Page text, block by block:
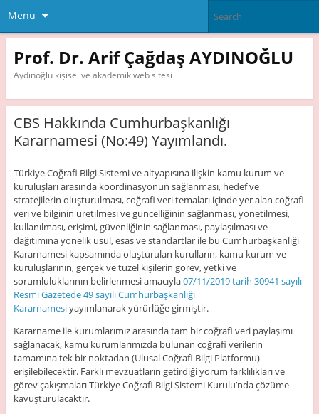
Menu
Prof. Dr. Arif Çağdaş AYDINOĞLU
Aydınoğlu kişisel ve akademik web sitesi
CBS Hakkında Cumhurbaşkanlığı
Kararnamesi (No:49) Yayımlandı.
Türkiye Coğrafi Bilgi Sistemi ve altyapısına ilişkin kamu kurum ve
kuruluşları arasında koordinasyonun sağlanması, hedef ve
stratejilerin oluşturulması, coğrafi veri temaları içinde yer alan coğrafi
veri ve bilginin üretilmesi ve güncelliğinin sağlanması, yönetilmesi,
kullanılması, erişimi, güvenliğinin sağlanması, paylaşılması ve
dağıtımına yönelik usul, esas ve standartlar ile bu Cumhurbaşkanlığı
Kararnamesi kapsamında oluşturulan kurulların, kamu kurum ve
kuruluşlarının, gerçek ve tüzel kişilerin görev, yetki ve
sorumluluklarının belirlenmesi amacıyla07/11/2019 tarih 30941 sayılı
Resmi Gazetede 49 sayılı Cumhurbaşkanlığı
Kararnamesiyayımlanarak yürürlüğe girmiştir.
Kararname ile kurumlarımız arasında tam bir coğrafi veri paylaşımı
sağlanacak, kamu kurumlarımızda bulunan coğrafi verilerin
tamamına tek bir noktadan (Ulusal Coğrafi Bilgi Platformu)
erişilebilecektir. Farklı mevzuatların getirdiği yorum farklılıkları ve
görev çakışmaları Türkiye Coğrafi Bilgi Sistemi Kurulu’nda çözüme
kavuşturulacaktır.